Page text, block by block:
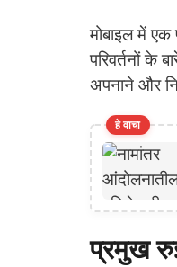
मोबाइल में
परिवर्तनों के
अपनाने और
हे वाचा
प्रमुख